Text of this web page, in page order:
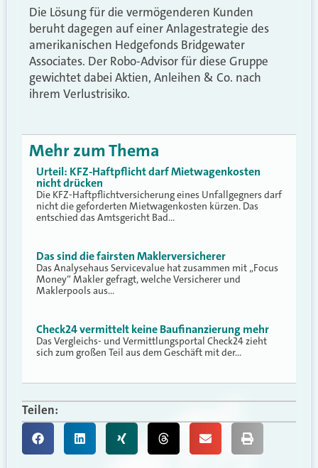
Die Lösung für die vermögenderen Kunden
beruht dagegen auf einer Anlagestrategie des
amerikanischen Hedgefonds Bridgewater
Associates. Der Robo-Advisor für diese Gruppe
gewichtet dabei Aktien, Anleihen & Co. nach
ihrem Verlustrisiko.
Mehr zum Thema
Urteil: KFZ-Haftpflicht darf Mietwagenkosten
nicht drücken
Die KFZ-Haftpflichtversicherung eines Unfallgegners darf
nicht die geforderten Mietwagenkosten kürzen. Das
entschied das Amtsgericht Bad…
Das sind die fairsten Maklerversicherer
Das Analysehaus Servicevalue hat zusammen mit „Focus
Money“ Makler gefragt, welche Versicherer und
Maklerpools aus…
Check24 vermittelt keine Baufinanzierung mehr
Das Vergleichs- und Vermittlungsportal Check24 zieht
sich zum großen Teil aus dem Geschäft mit der…
Teilen: